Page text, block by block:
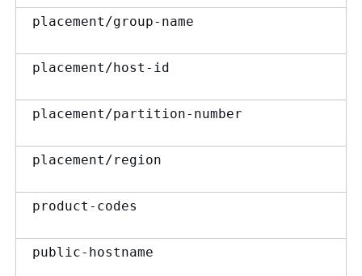
placement/group-name
placement/host-id
placement/partition-number
placement/region
product-codes
public-hostname